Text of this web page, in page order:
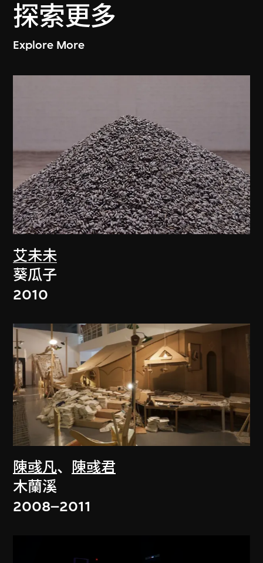
探索更多
Explore More
艾未未
葵瓜子
2010
陳彧凡、
陳彧君
木蘭溪
2008–2011